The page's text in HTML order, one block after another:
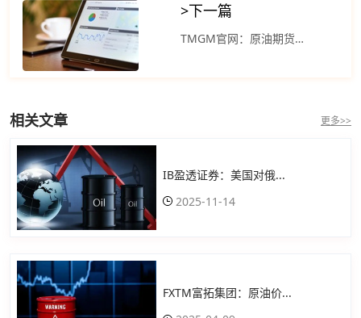
>下一篇
TMGM官网：原油期货收于两周多来的最低水平
相关文章 更多>>
IB盈透证券：美国对俄...
2025-11-14
FXTM富拓集团：原油价...